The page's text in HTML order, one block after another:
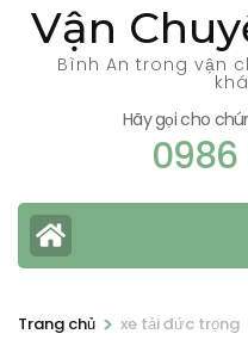
dungVận
Bình An trong vận
Hãy gọi cho
0986
Trang chủ > xe tải đức trọng